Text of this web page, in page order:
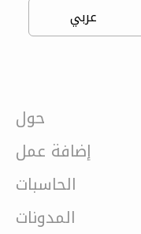
حول
إضافة عمل
الحاسبات
المدونات